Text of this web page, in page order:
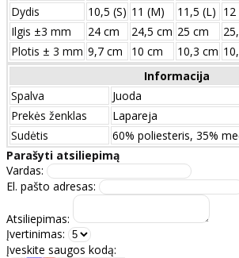
Dydis
10,5 (S) 11 (M) 11,5 (L) 12
Ilgis ±3 mm
24 сm 24,5 сm 25 сm
Plotis ± 3 mm 9,7 сm 10 сm 10,3 сm
Informacija
Spalva
Juoda
Prekės ženklas
Lapareja
Sudėtis
60% poliesteris, 35%
Parašyti atsiliepimą
Vardas:
El. pašto adresas:
Atsiliepimas:
Įvertinimas:
Įveskite saugos kodą: